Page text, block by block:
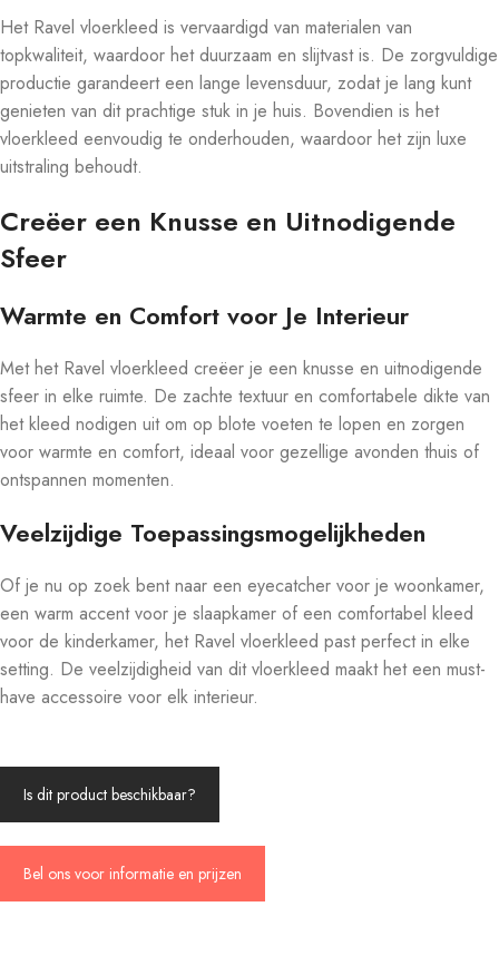
Het Ravel vloerkleed is vervaardigd van materialen van
topkwaliteit, waardoor het duurzaam en slijtvast is. De zorgvuldige
productie garandeert een lange levensduur, zodat je lang kunt
genieten van dit prachtige stuk in je huis. Bovendien is het
vloerkleed eenvoudig te onderhouden, waardoor het zijn luxe
uitstraling behoudt.
Creëer een Knusse en Uitnodigende
Sfeer
Warmte en Comfort voor Je Interieur
Met het Ravel vloerkleed creëer je een knusse en uitnodigende
sfeer in elke ruimte. De zachte textuur en comfortabele dikte van
het kleed nodigen uit om op blote voeten te lopen en zorgen
voor warmte en comfort, ideaal voor gezellige avonden thuis of
ontspannen momenten.
Veelzijdige Toepassingsmogelijkheden
Of je nu op zoek bent naar een eyecatcher voor je woonkamer,
een warm accent voor je slaapkamer of een comfortabel kleed
voor de kinderkamer, het Ravel vloerkleed past perfect in elke
setting. De veelzijdigheid van dit vloerkleed maakt het een must-
have accessoire voor elk interieur.
Is dit product beschikbaar?
Bel ons voor informatie en prijzen